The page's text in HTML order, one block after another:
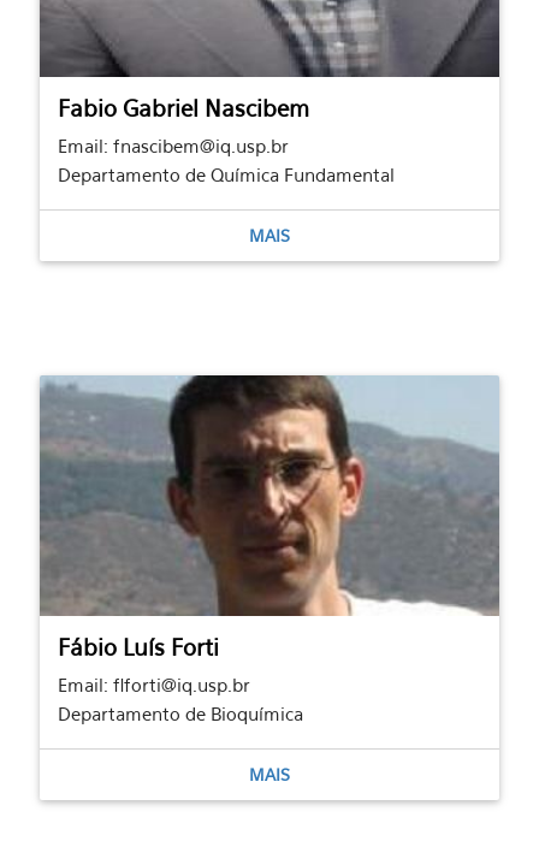
Fabio Gabriel Nascibem
Email: fnascibem@iq.usp.br
Departamento de Química Fundamental
MAIS
Fábio Luís Forti
Email: flforti@iq.usp.br
Departamento de Bioquímica
MAIS